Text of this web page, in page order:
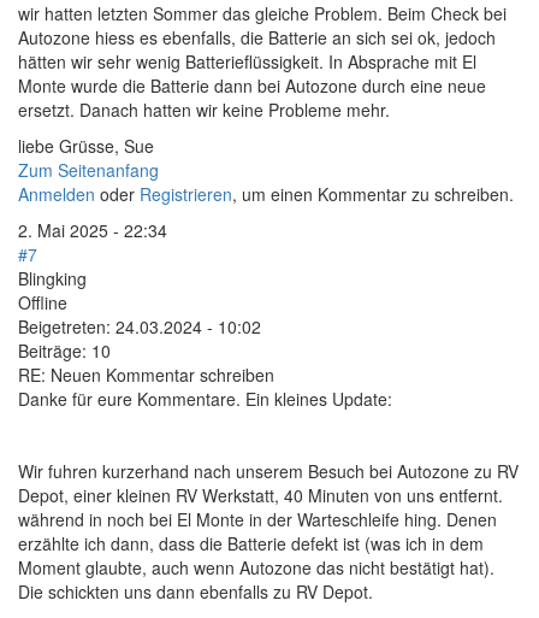
wir hatten letzten Sommer das gleiche Problem. Beim Check bei
Autozone hiess es ebenfalls, die Batterie an sich sei ok, jedoch
hätten wir sehr wenig Batterieflüssigkeit. In Absprache mit El
Monte wurde die Batterie dann bei Autozone durch eine neue
ersetzt. Danach hatten wir keine Probleme mehr.
liebe Grüsse, Sue
Zum Seitenanfang
Anmelden oder Registrieren, um einen Kommentar zu schreiben.
2. Mai 2025 - 22:34
#7
Blingking
Offline
Beigetreten: 24.03.2024 - 10:02
Beiträge: 10
RE: Neuen Kommentar schreiben
Danke für eure Kommentare. Ein kleines Update:
Wir fuhren kurzerhand nach unserem Besuch bei Autozone zu RV
Depot, einer kleinen RV Werkstatt, 40 Minuten von uns entfernt.
während in noch bei El Monte in der Warteschleife hing. Denen
erzählte ich dann, dass die Batterie defekt ist (was ich in dem
Moment glaubte, auch wenn Autozone das nicht bestätigt hat).
Die schickten uns dann ebenfalls zu RV Depot.